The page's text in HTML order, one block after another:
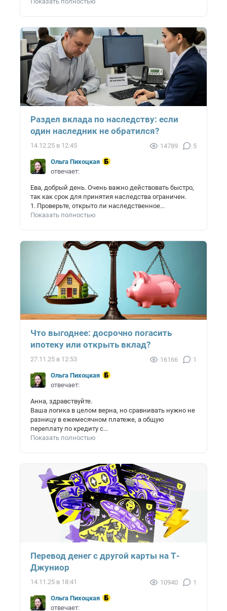
Раздел вклада по наследству: если
один наследник не обратился?
14.12.25 в 12:45 14789 5
Ольга Пихоцкая
отвечает:
Ева, добрый день. Очень важно действовать быстро,
так как срок для принятия наследства ограничен.
1. Проверьте, открыто ли наследственное...
Показать полностью
Что выгоднее: досрочно погасить
ипотеку или открыть вклад?
27.11.25 в 12:53 16166 1
Ольга Пихоцкая
отвечает:
Анна, здравствуйте.
Ваша логика в целом верна, но сравнивать нужно не
разницу в ежемесячном платеже, а общую
переплату по кредиту с...
Показать полностью
Перевод денег с другой карты на Т-
Джуниор
14.11.25 в 18:41 10940 1
Ольга Пихоцкая
отвечает: